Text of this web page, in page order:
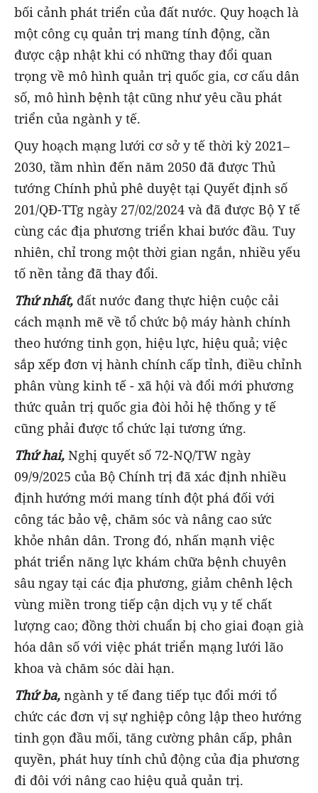
bối cảnh phát triển của đất nước. Quy hoạch là
một công cụ quản trị mang tính động, cần
được cập nhật khi có những thay đổi quan
trọng về mô hình quản trị quốc gia, cơ cấu dân
số, mô hình bệnh tật cũng như yêu cầu phát
triển của ngành y tế.
Quy hoạch mạng lưới cơ sở y tế thời kỳ 2021–
2030, tầm nhìn đến năm 2050 đã được Thủ
tướng Chính phủ phê duyệt tại Quyết định số
201/QĐ-TTg ngày 27/02/2024 và đã được Bộ Y tế
cùng các địa phương triển khai bước đầu. Tuy
nhiên, chỉ trong một thời gian ngắn, nhiều yếu
tố nền tảng đã thay đổi.
Thứ nhất, đất nước đang thực hiện cuộc cải
cách mạnh mẽ về tổ chức bộ máy hành chính
theo hướng tinh gọn, hiệu lực, hiệu quả; việc
sắp xếp đơn vị hành chính cấp tỉnh, điều chỉnh
phân vùng kinh tế - xã hội và đổi mới phương
thức quản trị quốc gia đòi hỏi hệ thống y tế
cũng phải được tổ chức lại tương ứng.
Thứ hai, Nghị quyết số 72-NQ/TW ngày
09/9/2025 của Bộ Chính trị đã xác định nhiều
định hướng mới mang tính đột phá đối với
công tác bảo vệ, chăm sóc và nâng cao sức
khỏe nhân dân. Trong đó, nhấn mạnh việc
phát triển năng lực khám chữa bệnh chuyên
sâu ngay tại các địa phương, giảm chênh lệch
vùng miền trong tiếp cận dịch vụ y tế chất
lượng cao; đồng thời chuẩn bị cho giai đoạn già
hóa dân số với việc phát triển mạng lưới lão
khoa và chăm sóc dài hạn.
Thứ ba, ngành y tế đang tiếp tục đổi mới tổ
chức các đơn vị sự nghiệp công lập theo hướng
tinh gọn đầu mối, tăng cường phân cấp, phân
quyền, phát huy tính chủ động của địa phương
đi đôi với nâng cao hiệu quả quản trị.